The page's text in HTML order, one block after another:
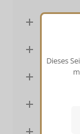
16.01.2021
Dieses